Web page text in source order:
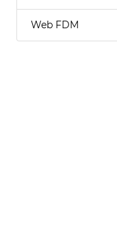
Web FDM